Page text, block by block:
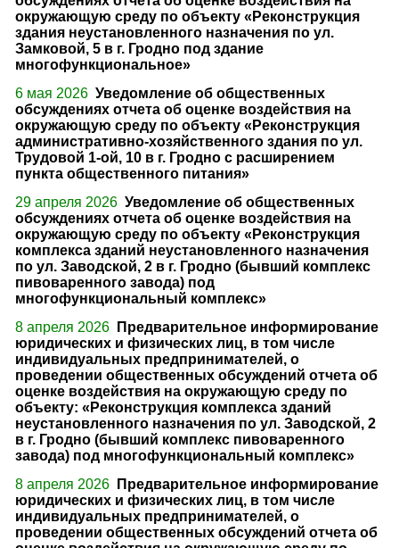
окружающую среду по объекту «Реконструкция
здания неустановленного назначения по ул.
Замковой, 5 в г. Гродно под здание
многофункциональное»
6 мая 2026 Уведомление об общественных
обсуждениях отчета об оценке воздействия на
окружающую среду по объекту «Реконструкция
административно-хозяйственного здания по ул.
Трудовой 1-ой, 10 в г. Гродно с расширением
пункта общественного питания»
29 апреля 2026 Уведомление об общественных
обсуждениях отчета об оценке воздействия на
окружающую среду по объекту «Реконструкция
комплекса зданий неустановленного назначения
по ул. Заводской, 2 в г. Гродно (бывший комплекс
пивоваренного завода) под
многофункциональный комплекс»
8 апреля 2026
Предварительное информирование
юридических и физических лиц, в том числе
индивидуальных предпринимателей, о
проведении общественных обсуждений отчета об
оценке воздействия на окружающую среду по
объекту: «Реконструкция комплекса зданий
неустановленного назначения по ул. Заводской, 2
в г. Гродно (бывший комплекс пивоваренного
завода) под многофункциональный комплекс»
8 апреля 2026
Предварительное информирование
юридических и физических лиц, в том числе
индивидуальных предпринимателей, о
проведении общественных обсуждений отчета об